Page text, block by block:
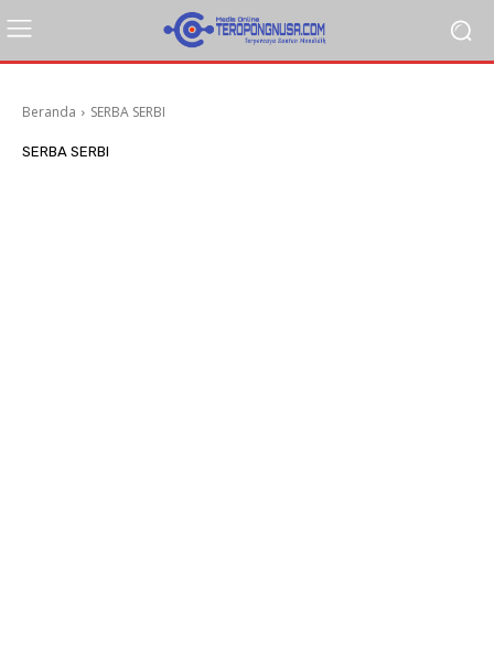
Beranda SERBA SERBI
SERBA SERBI